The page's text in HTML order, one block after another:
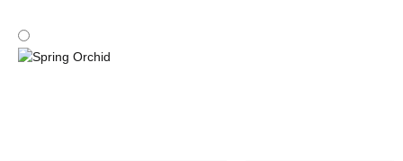
Raspberry Check